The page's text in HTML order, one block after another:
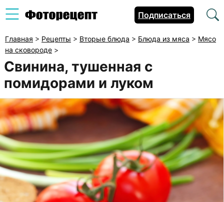
Подписаться
Главная > Рецепты > Вторые блюда > Блюда из мяса > Мясо
на сковороде >
Свинина, тушенная с
помидорами и луком